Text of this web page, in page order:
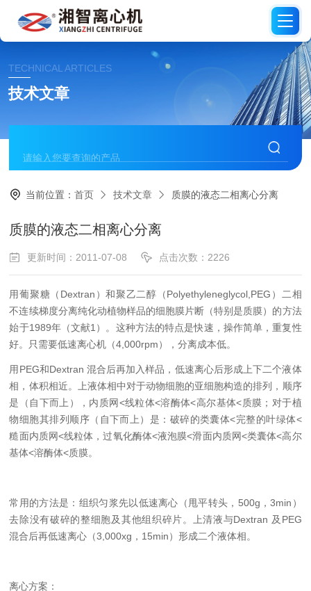
TECHNICAL ARTICLES
技术文章
当前位置：首页 技术文章 质膜的液态二相离心分离
质膜的液态二相离心分离
更新时间：2011-07-08 点击次数：2226
用葡聚糖（Dextran）和聚乙二醇（Polyethyleneglycol,PEG）二相
不连续梯度分离纯化动植物样品的细胞膜片断（特别是质膜）的方法
始于1989年（文献1）。这种方法的特点是快速，操作简单，重复性
好。只需要低速离心机（4,000rpm），分离成本低。
用PEG和Dextran 混合后再加入样品，低速离心后形成上下二个液体
相，体积相近。上液体相中对于动物细胞的亚细胞构造的排列，顺序
是（自下而上），内质网<线粒体<溶酶体<高尔基体<质膜；对于植
物细胞其排列顺序（自下而上）是：破碎的类囊体<完整的叶绿体<
糙面内质网<线粒体，过氧化酶体<液泡膜<滑面内质网<类囊体<高尔
基体<溶酶体<质膜。
常用的方法是：组织匀浆先以低速离心（甩平转头，500g，3min）
去除没有破碎的整细胞及其他组织碎片。上清液与Dextran 及PEG
混合后再低速离心（3,000xg，15min）形成二个液体相。
离心方案：